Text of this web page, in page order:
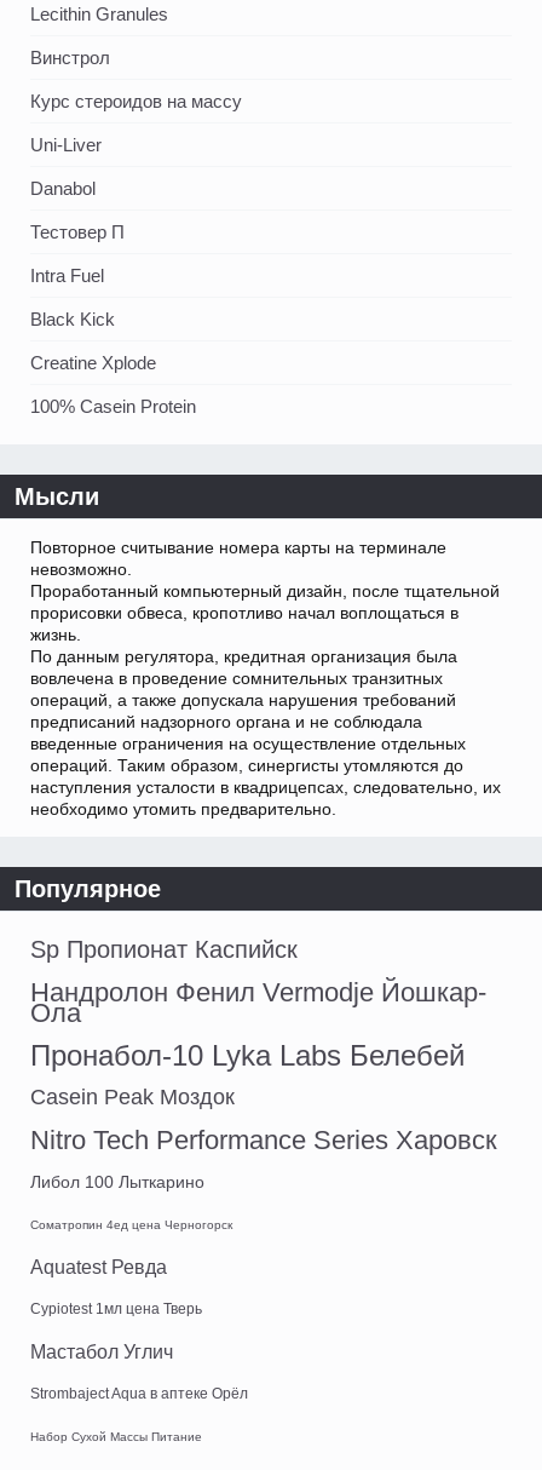
Lecithin Granules
Винстрол
Курс стероидов на массу
Uni-Liver
Danabol
Тестовер П
Intra Fuel
Black Kick
Creatine Xplode
100% Casein Protein
Мысли
Повторное считывание номера карты на терминале
невозможно.
Проработанный компьютерный дизайн, после тщательной
прорисовки обвеса, кропотливо начал воплощаться в
жизнь.
По данным регулятора, кредитная организация была
вовлечена в проведение сомнительных транзитных
операций, а также допускала нарушения требований
предписаний надзорного органа и не соблюдала
введенные ограничения на осуществление отдельных
операций. Таким образом, синергисты утомляются до
наступления усталости в квадрицепсах, следовательно, их
необходимо утомить предварительно.
Популярное
Sp Пропионат Каспийск
Нандролон Фенил Vermodje Йошкар-
Ола
Пронабол-10 Lyka Labs Белебей
Casein Peak Моздок
Nitro Tech Performance Series Харовск
Либол 100 Лыткарино
Cоматропин 4ед цена Черногорск
Aquatest Ревда
Cypiotest 1мл цена Тверь
Мастабол Углич
Strombaject Aqua в аптеке Орёл
Набор Сухой Массы Питание